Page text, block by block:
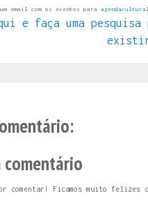
um email com os eventos para
e faça uma pesquisa
comentário
comentar! Ficamos muito felizes